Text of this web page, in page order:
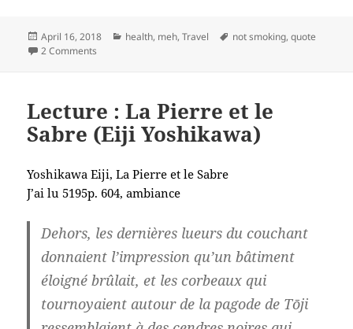
Posted
on
April 16, 2018 Categories
health, meh,Travel Tags
not smoking,quote
2 Comments
Lecture : La Pierre et le
Sabre (Eiji Yoshikawa)
Yoshikawa Eiji, La Pierre et le Sabre
J’ai lu 5195p. 604, ambiance
Dehors, les dernières lueurs du couchant
donnaient l’impression qu’un bâtiment
éloigné brûlait, et les corbeaux qui
tournoyaient autour de la pagode de Tōji